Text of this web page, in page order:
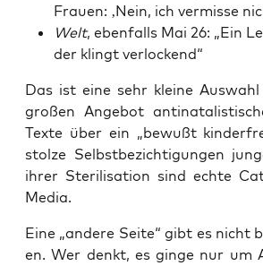
Frau­en: ‚Nein, ich ver­mis­se
Welt, eben­falls Mai 26: „Ein
der klingt verlockend“
Das ist eine sehr klei­ne
gro­ßen Ange­bot
Tex­te über ein „bewußt
stol­ze Selbst­be­zich­ti­gun­gen
ihrer Ste­ri­li­sa­ti­on sind ech­te
Media.
Eine „ande­re Sei­te“ gibt es nicht
en. Wer denkt, es gin­ge nur um